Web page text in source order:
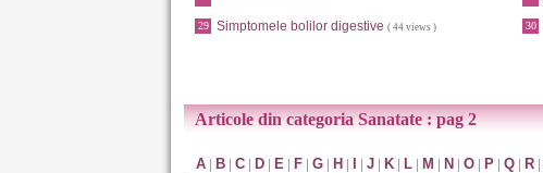
29 Simptomele bolilor digestive ( 44 views ) 30
Articole din categoria Sanatate : pag 2
A | B | C | D | E | F | G | H | | J | K | L | M | N | O | P | Q | R |